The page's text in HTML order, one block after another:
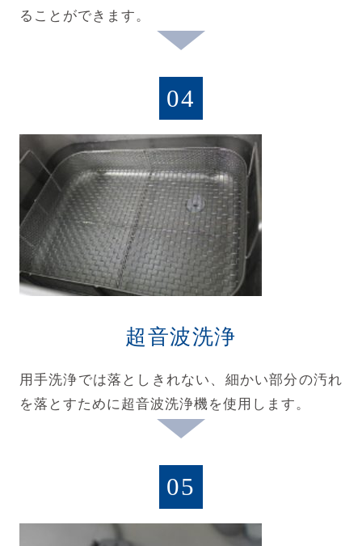
ることができます。
04
超音波洗浄
用手洗浄では落としきれない、細かい部分の汚れ
を落とすために超音波洗浄機を使用します。
05